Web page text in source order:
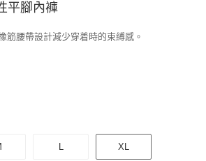
平腳內褲
筋腰帶設計減少穿着時的束縛感。
L XL